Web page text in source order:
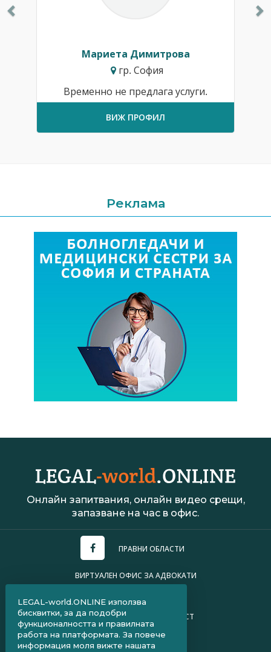
Мариета Димитрова
гр. София
Временно не предлага услуги.
ВИЖ ПРОФИЛ
Реклама
Онлайн запитвания, онлайн видео срещи,
запазване на час в офис.
ПРАВНИ ОБЛАСТИ
ВИРТУАЛЕН ОФИС ЗА АДВОКАТИ
ПОЛИТИКА ЗА ПОВЕРИТЕЛНОСТ
ЧЗВ ЗА КЛИЕНТИ
LEGAL-world.ONLINE използва
бисквитки, за да подобри
функционалността и правилната
работа на платформата. За повече
информация моля вижте нашата